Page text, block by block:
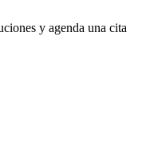
y agenda una cita